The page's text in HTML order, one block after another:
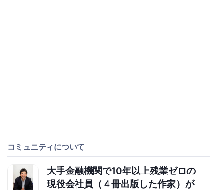
コミュニティについて
大手金融機関で10年以上残業ゼロの
現役会社員（４冊出版した作家）が